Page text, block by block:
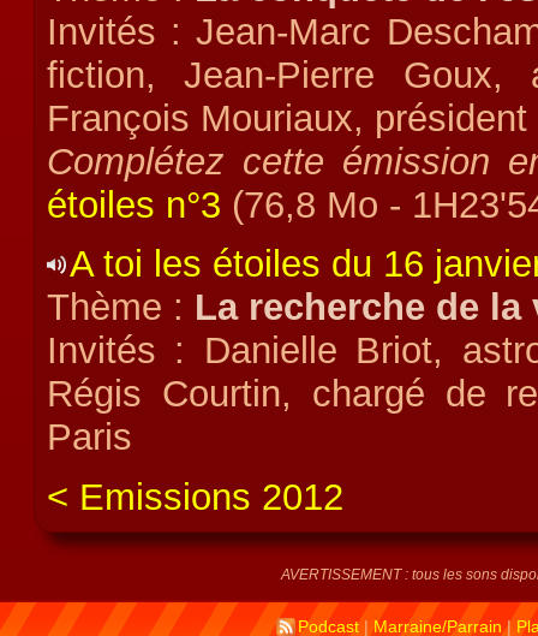
Invités : Jean-Marc
fiction, Jean-Pierre
François Mouriaux,
Complétez cette émission
étoiles n°3 (76,8 Mo -
A toi les étoiles du 16
Thème : La recherche de
Invités : Danielle Briot,
Régis Courtin, chargé de
Paris
Emissions 2012
AVERTISSEMENT : tous les sons
Podcast |Marraine/Parrain |